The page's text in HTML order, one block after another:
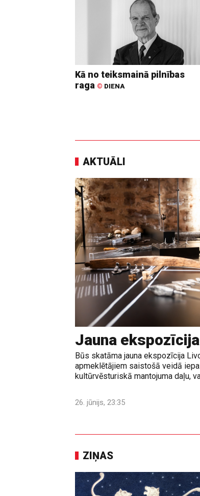
Kā no teiksmainā pilnības
raga © DIENA
AKTUĀLI
Jauna ekspozīcija
Būs skatāma jauna ekspozīcija
apmeklētājiem saistošā veidā
kultūrvēsturiskā mantojuma daļu,
26. jūnijs, 23:35
ZIŅAS